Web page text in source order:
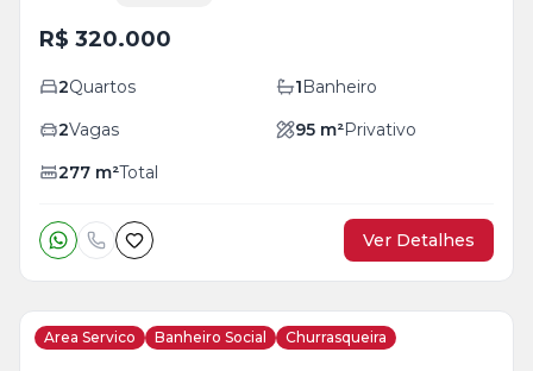
R$ 320.000
2Quartos 1Banheiro
2Vagas 95 m²Privativo
277 m²Total
Ver Detalhes
Area Servico Banheiro Social Churrasqueira